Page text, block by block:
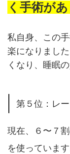
く手術があ
私自身、この
楽になりまし
くなり、睡眠
第５位：レ
現在、６〜７
を使っています